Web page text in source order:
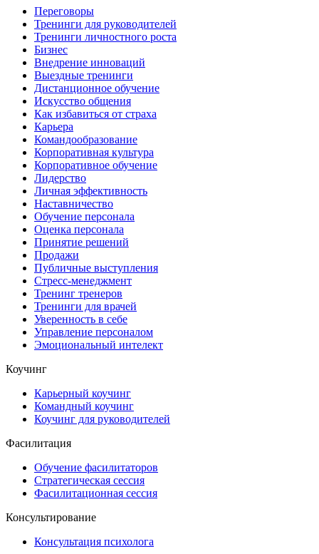
Переговоры
Тренинги для руководителей
Тренинги личностного роста
Бизнес
Внедрение инноваций
Выездные тренинги
Дистанционное обучение
Искусство общения
Как избавиться от страха
Карьера
Командообразование
Корпоративная культура
Корпоративное обучение
Лидерство
Личная эффективность
Наставничество
Обучение персонала
Оценка персонала
Принятие решений
Продажи
Публичные выступления
Стресс-менеджмент
Тренинг тренеров
Тренинги для врачей
Уверенность в себе
Управление персоналом
Эмоциональный интелект
Коучинг
Карьерный коучинг
Командный коучинг
Коучинг для руководителей
Фасилитация
Обучение фасилитаторов
Стратегическая сессия
Фасилитационная сессия
Консультирование
Консультация психолога